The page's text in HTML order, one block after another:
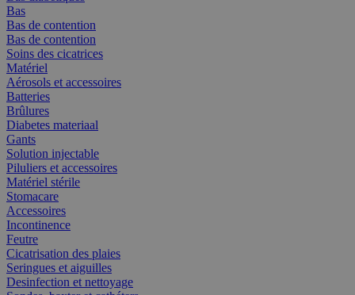
Bas
Bas de contention
Bas de contention
Soins des cicatrices
Matériel
Aérosols et accessoires
Batteries
Brûlures
Diabetes materiaal
Gants
Solution injectable
Piluliers et accessoires
Matériel stérile
Stomacare
Accessoires
Incontinence
Feutre
Cicatrisation des plaies
Seringues et aiguilles
Desinfection et nettoyage